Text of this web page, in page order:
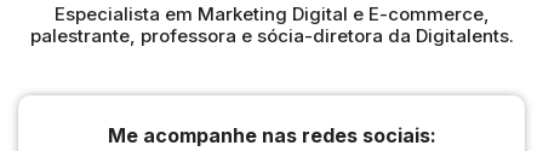
Especialista em Marketing Digital e E-commerce,
palestrante, professora e sócia-diretora da Digitalents.
Me acompanhe nas redes sociais: